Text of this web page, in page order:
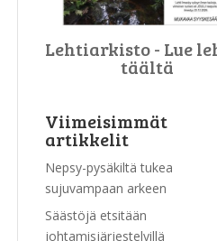
Lehtiarkisto - Lue
täältä
Viimeisimmät
artikkelit
Nepsy-pysäkiltä tukea
sujuvampaan arkeen
Säästöjä etsitään
johtamisjärjestelyillä